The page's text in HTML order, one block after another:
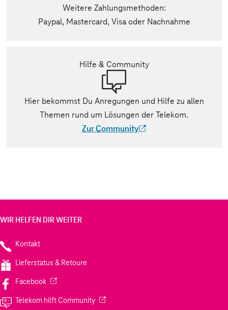
Weitere Zahlungsmethoden:
Paypal, Mastercard, Visa oder Nachnahme
Hilfe & Community
Hier bekommst Du Anregungen und Hilfe zu allen
Themen rund um Lösungen der Telekom.
Zur Community
(Der Link wird in einem neuen Tab
WIR HELFEN DIR WEITER
Kontakt
Lieferstatus & Retoure
Facebook(Wird in einem neuen Tab geöffnet)
Telekom hilft Community(Wird in einem neuen Tab geöffnet)